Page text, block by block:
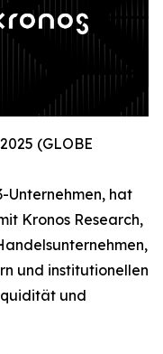
(GLOBE
Unternehmen, hat
Kronos Research,
und institutionellen
und